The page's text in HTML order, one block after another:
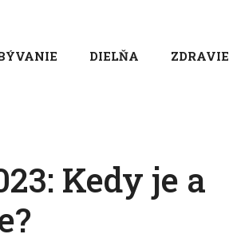
DIELŇA ZDRAVIE
Kedy je a